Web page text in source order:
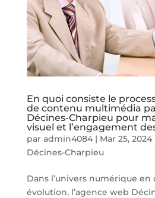
En quoi consiste le
de contenu multimédia
Décines-Charpieu pour
visuel et l’engagement
par admin4084| Mar 25, 2024
Décines-Charpieu
Dans l’univers numérique en
évolution, l’agence web